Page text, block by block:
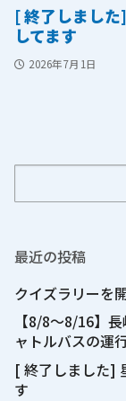
[ 終了しまし
してます
2026年7月1日
索
最近の投稿
クイズラリーを
【8/8～8/16】
ャトルバスの運
[ 終了しました]
す